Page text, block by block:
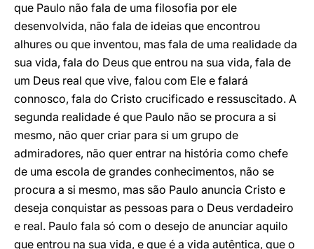
que Paulo não fala de uma filosofia por ele
desenvolvida, não fala de ideias que encontrou
alhures ou que inventou, mas fala de uma realidade da
sua vida, fala do Deus que entrou na sua vida, fala de
um Deus real que vive, falou com Ele e falará
connosco, fala do Cristo crucificado e ressuscitado. A
segunda realidade é que Paulo não se procura a si
mesmo, não quer criar para si um grupo de
admiradores, não quer entrar na história como chefe
de uma escola de grandes conhecimentos, não se
procura a si mesmo, mas são Paulo anuncia Cristo e
deseja conquistar as pessoas para o Deus verdadeiro
e real. Paulo fala só com o desejo de anunciar aquilo
que entrou na sua vida, e que é a vida autêntica, que o